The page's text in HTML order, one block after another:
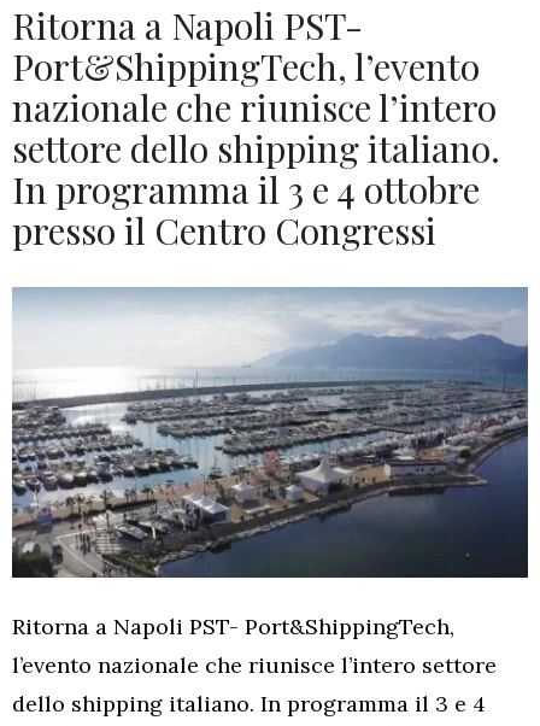
Ritorna a Napoli PST-
Port&ShippingTech, l’evento
nazionale che riunisce l’intero
settore dello shipping italiano.
In programma il 3 e 4 ottobre
presso il Centro Congressi
Ritorna a Napoli PST- Port&ShippingTech,
l’evento nazionale che riunisce l’intero settore
dello shipping italiano. In programma il 3 e 4